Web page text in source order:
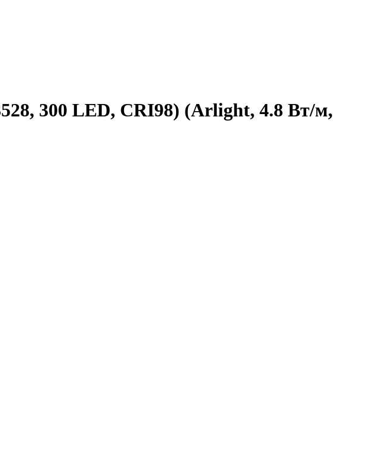
300 LED, CRI98) (Arlight, 4.8 Вт/м,